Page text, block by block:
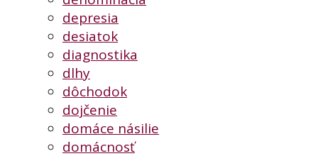
depresia
desiatok
diagnostika
dlhy
dôchodok
dojčenie
domáce násilie
domácnosť